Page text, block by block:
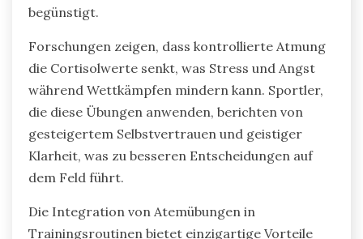
begünstigt.
Forschungen zeigen, dass kontrollierte Atmung
die Cortisolwerte senkt, was Stress und Angst
während Wettkämpfen mindern kann. Sportler,
die diese Übungen anwenden, berichten von
gesteigertem Selbstvertrauen und geistiger
Klarheit, was zu besseren Entscheidungen auf
dem Feld führt.
Die Integration von Atemübungen in
Trainingsroutinen bietet einzigartige Vorteile